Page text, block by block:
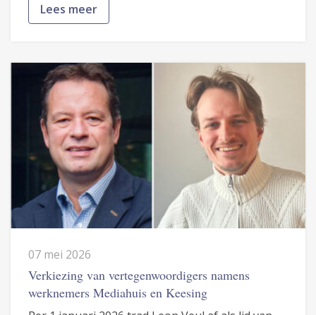
Lees meer
07 mei 2026
Verkiezing van vertegenwoordigers namens
werknemers Mediahuis en Keesing